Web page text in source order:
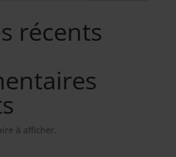
récents
à afficher.